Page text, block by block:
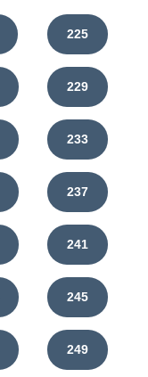
225
229
233
237
241
245
249